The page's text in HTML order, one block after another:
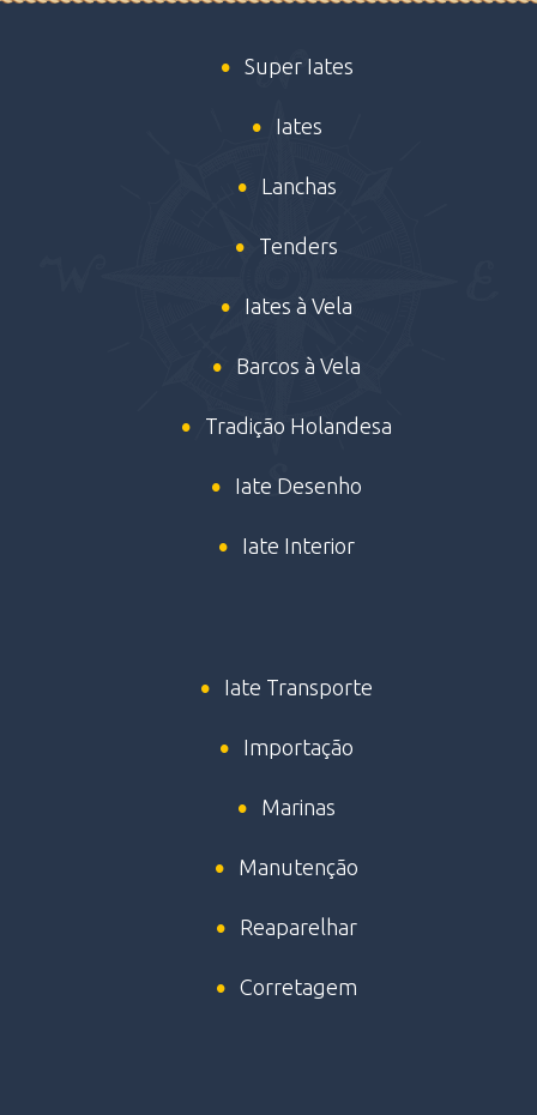
Super Iates
Iates
Lanchas
Tenders
Iates à Vela
Barcos à Vela
Tradição Holandesa
Iate Desenho
Iate Interior
Iate Transporte
Importação
Marinas
Manutenção
Reaparelhar
Corretagem